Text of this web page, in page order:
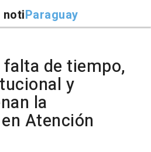
notiParaguay
de tiempo,
y
la
Atención